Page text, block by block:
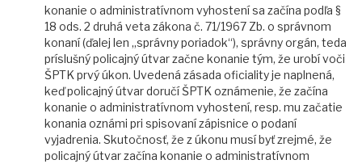
konanie o administratívnom vyhostení sa začína podľa §
18 ods. 2 druhá veta zákona č. 71/1967 Zb. o správnom
konaní (ďalej len „správny poriadok“), správny orgán, teda
príslušný policajný útvar začne konanie tým, že urobí voči
ŠPTK prvý úkon. Uvedená zásada oficiality je naplnená,
keď policajný útvar doručí ŠPTK oznámenie, že začína
konanie o administratívnom vyhostení, resp. mu začatie
konania oznámi pri spisovaní zápisnice o podaní
vyjadrenia. Skutočnosť, že z úkonu musí byť zrejmé, že
policajný útvar začína konanie o administratívnom